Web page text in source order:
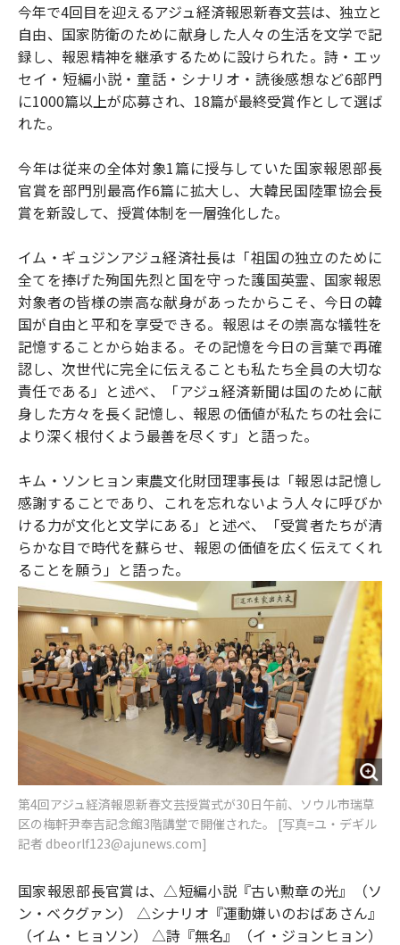
今年で4回目を迎えるアジュ経済報恩新春文芸は、独立と
自由、国家防衛のために献身した人々の生活を文学で記
録し、報恩精神を継承するために設けられた。詩・エッ
セイ・短編小説・童話・シナリオ・読後感想など6部門
に1000篇以上が応募され、18篇が最終受賞作として選ば
れた。
今年は従来の全体対象1篇に授与していた国家報恩部長
官賞を部門別最高作6篇に拡大し、大韓民国陸軍協会長
賞を新設して、授賞体制を一層強化した。
イム・ギュジンアジュ経済社長は「祖国の独立のために
全てを捧げた殉国先烈と国を守った護国英霊、国家報恩
対象者の皆様の崇高な献身があったからこそ、今日の韓
国が自由と平和を享受できる。報恩はその崇高な犠牲を
記憶することから始まる。その記憶を今日の言葉で再確
認し、次世代に完全に伝えることも私たち全員の大切な
責任である」と述べ、「アジュ経済新聞は国のために献
身した方々を長く記憶し、報恩の価値が私たちの社会に
より深く根付くよう最善を尽くす」と語った。
キム・ソンヒョン東農文化財団理事長は「報恩は記憶し
感謝することであり、これを忘れないよう人々に呼びか
ける力が文化と文学にある」と述べ、「受賞者たちが清
らかな目で時代を蘇らせ、報恩の価値を広く伝えてくれ
ることを願う」と語った。
第4回アジュ経済報恩新春文芸授賞式が30日午前、ソウル市瑞草
区の梅軒尹奉吉記念館3階講堂で開催された。 [写真=ユ・デギル
記者 dbeorlf123@ajunews.com]
国家報恩部長官賞は、△短編小説『古い勲章の光』（ソ
ン・ベクグァン） △シナリオ『運動嫌いのおばあさん』
（イム・ヒョソン） △詩『無名』（イ・ジョンヒョン）